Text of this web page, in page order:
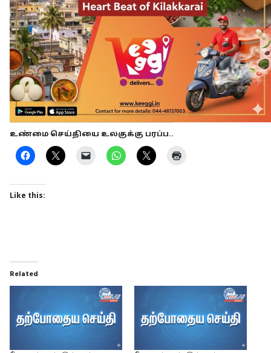
உண்மை செய்தியை உலகுக்கு பரப்ப..
Like this:
Related